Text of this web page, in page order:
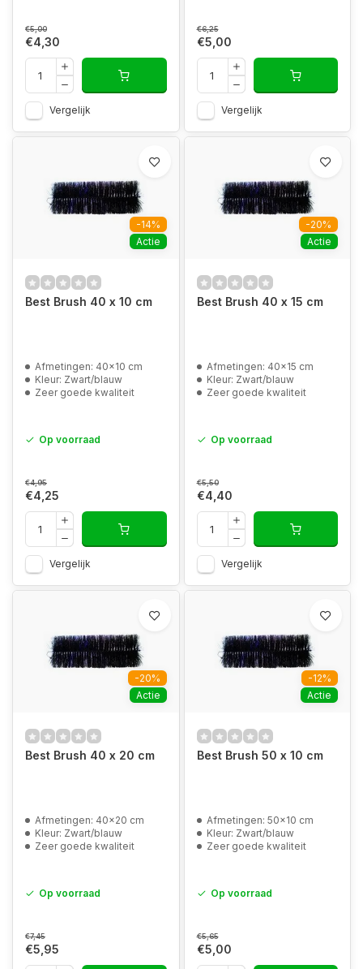
€5,00
€4,30
Vergelijk
€6,25
€5,00
Vergelijk
-14%
Actie
Best Brush 40 x 10 cm
Afmetingen: 40x10 cm
Kleur: Zwart/blauw
Zeer goede kwaliteit
Op voorraad
€4,95
€4,25
Vergelijk
-20%
Actie
Best Brush 40 x 15 cm
Afmetingen: 40x15 cm
Kleur: Zwart/blauw
Zeer goede kwaliteit
Op voorraad
€5,50
€4,40
Vergelijk
-20%
Actie
Best Brush 40 x 20 cm
Afmetingen: 40x20 cm
Kleur: Zwart/blauw
Zeer goede kwaliteit
Op voorraad
€7,45
€5,95
-12%
Actie
Best Brush 50 x 10 cm
Afmetingen: 50x10 cm
Kleur: Zwart/blauw
Zeer goede kwaliteit
Op voorraad
€5,65
€5,00